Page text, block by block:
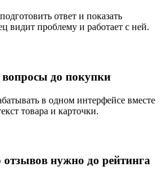
ответ и показать
видит проблему и работает с ней.
до покупки
в одном интерфейсе вместе
товара и карточки.
нужно до рейтинга